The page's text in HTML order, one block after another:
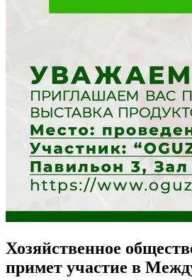
Хозяйственное
примет участие в